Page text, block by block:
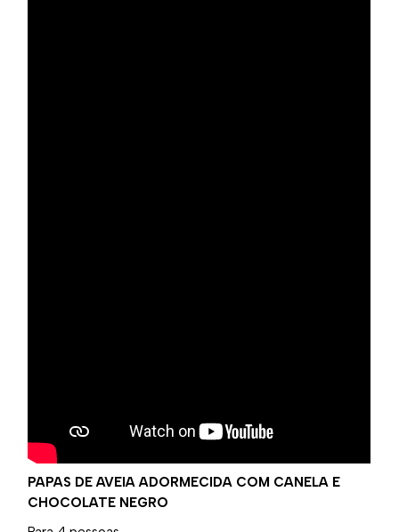
PAPAS DE AVEIA ADORMECIDA COM CANELA E
CHOCOLATE NEGRO